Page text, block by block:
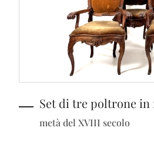
Set di tre poltrone in
metà del XVIII secolo